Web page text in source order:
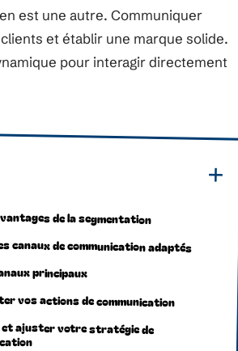
est une autre. Communiquer
et établir une marque solide.
pour interagir directement
de la segmentation
canaux de communication adaptés
principaux
vos actions de communication
ajuster votre stratégie de